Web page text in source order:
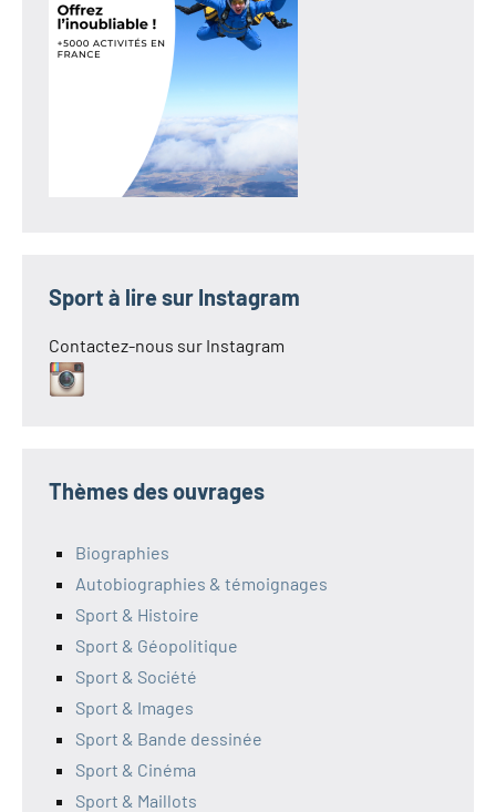
Sport à lire sur Instagram
Contactez-nous sur Instagram
Thèmes des ouvrages
Biographies
Autobiographies & témoignages
Sport & Histoire
Sport & Géopolitique
Sport & Société
Sport & Images
Sport & Bande dessinée
Sport & Cinéma
Sport & Maillots